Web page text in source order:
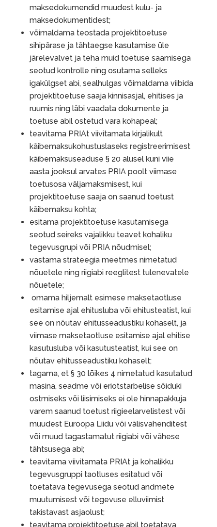
maksedokumendid muudest kulu- ja
maksedokumentidest;
võimaldama teostada projektitoetuse
sihipärase ja tähtaegse kasutamise üle
järelevalvet ja teha muid toetuse saamisega
seotud kontrolle ning osutama selleks
igakülgset abi, sealhulgas võimaldama viibida
projektitoetuse saaja kinnisasjal, ehitises ja
ruumis ning läbi vaadata dokumente ja
toetuse abil ostetud vara kohapeal;
teavitama PRIAt viivitamata kirjalikult
käibemaksukohustuslaseks registreerimisest
käibemaksuseaduse § 20 alusel kuni viie
aasta jooksul arvates PRIA poolt viimase
toetusosa väljamaksmisest, kui
projektitoetuse saaja on saanud toetust
käibemaksu kohta;
esitama projektitoetuse kasutamisega
seotud seireks vajalikku teavet kohaliku
tegevusgrupi või PRIA nõudmisel;
vastama strateegia meetmes nimetatud
nõuetele ning riigiabi reeglitest tulenevatele
nõuetele;
omama hiljemalt esimese maksetaotluse
esitamise ajal ehitusluba või ehitusteatist, kui
see on nõutav ehitusseadustiku kohaselt, ja
viimase maksetaotluse esitamise ajal ehitise
kasutusluba või kasutusteatist, kui see on
nõutav ehitusseadustiku kohaselt;
tagama, et § 30 lõikes 4 nimetatud kasutatud
masina, seadme või eriotstarbelise sõiduki
ostmiseks või liisimiseks ei ole hinnapakkuja
varem saanud toetust riigieelarvelistest või
muudest Euroopa Liidu või välisvahenditest
või muud tagastamatut riigiabi või vähese
tähtsusega abi;
teavitama viivitamata PRIAt ja kohalikku
tegevusgruppi taotluses esitatud või
toetatava tegevusega seotud andmete
muutumisest või tegevuse elluviimist
takistavast asjaolust;
teavitama projektitoetuse abil toetatava